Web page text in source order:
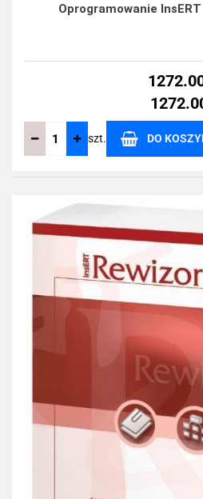
Oprogramowanie
szt. DO